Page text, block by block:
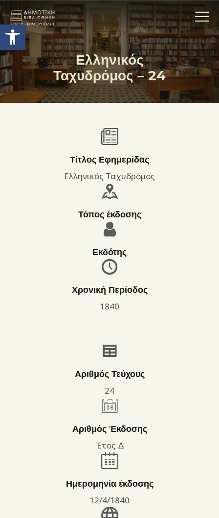
Ανοίξτε τη γραμμή εργαλείων
Ελληνικός
Ταχυδρόμος – 24
Η ΒΙΒΛΙΟΘΗΚΗ
ΟΙ ΣΥΛΛΟΓΈΣ
ΕΚΘΕΣΕΙΣ
ΨΗΦΙΑΚΌ ΑΡΧΕΊΟ
ΔΡΑΣΤΗΡΙΟΤΗΤΕΣ
ΕΠΙΚΟΙΝΩΝΊΑ
ΌΡΟΙ ΧΡΉΣΗΣ
Τίτλος Εφημερίδας
Ελληνικός Ταχυδρόμος
Τόπος έκδοσης
Εκδότης
Χρονική Περίοδος
1840
Αριθμός Τεύχους
24
Αριθμός Έκδοσης
Έτος Δ
Ημερομηνία έκδοσης
12/4/1840